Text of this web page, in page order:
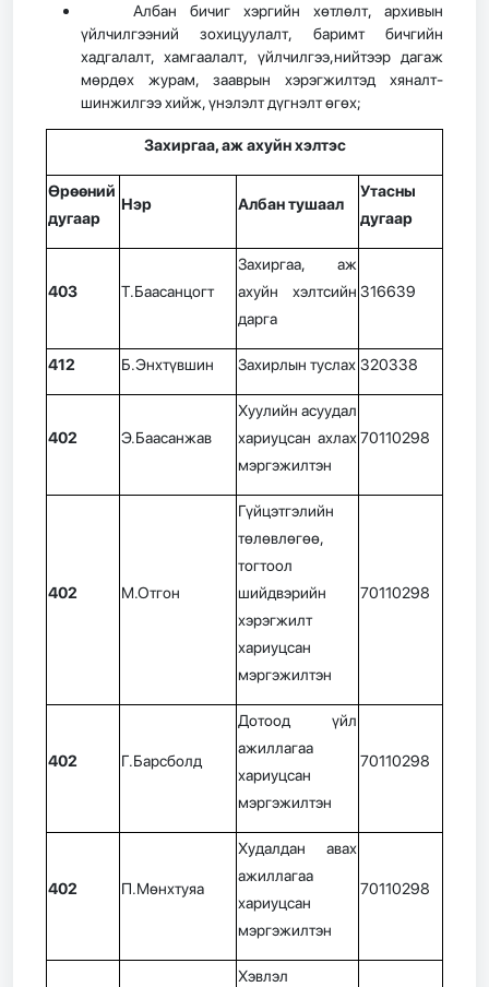
Албан бичиг хэргийн хөтлөлт, архивын
үйлчилгээний зохицуулалт, баримт бичгийн
хадгалалт, хамгаалалт, үйлчилгээ,нийтээр дагаж
мөрдөх журам, зааврын хэрэгжилтэд хяналт-
шинжилгээ хийж, үнэлэлт дүгнэлт өгөх;
Захиргаа, аж ахуйн хэлтэс
Өрөөний
дугаар
Нэр Албан тушаал
Утасны
дугаар
403 Т.Баасанцогт
Захиргаа, аж
ахуйн хэлтсийн
дарга
316639
412 Б.Энхтүвшин Захирлын туслах 320338
402 Э.Баасанжав
Хуулийн асуудал
хариуцсан ахлах
мэргэжилтэн
70110298
402 М.Отгон
Гүйцэтгэлийн
төлөвлөгөө,
тогтоол
шийдвэрийн
хэрэгжилт
хариуцсан
мэргэжилтэн
70110298
402 Г.Барсболд
Дотоод үйл
ажиллагаа
хариуцсан
мэргэжилтэн
70110298
402 П.Мөнхтуяа
Худалдан авах
ажиллагаа
хариуцсан
мэргэжилтэн
70110298
Хэвлэл